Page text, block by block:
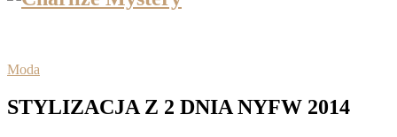
Moda
STYLIZACJA Z 2 DNIA NYFW 2014